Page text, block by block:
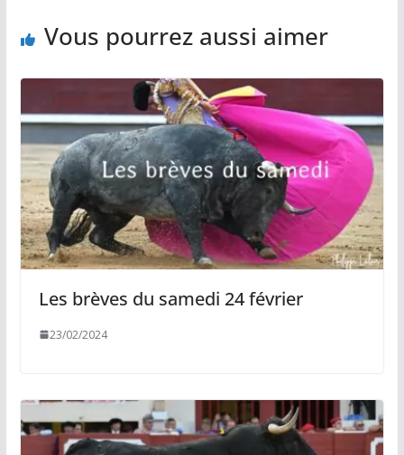
Vous pourrez aussi aimer
Les brèves du samedi 24 février
23/02/2024